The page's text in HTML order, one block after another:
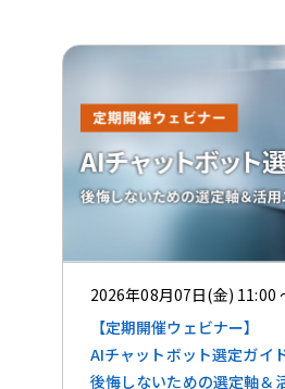
2026年08月07日(金) 11:00
【定期開催ウェビナー】
AIチャットボット選定ガイ
後悔しないための選定軸＆